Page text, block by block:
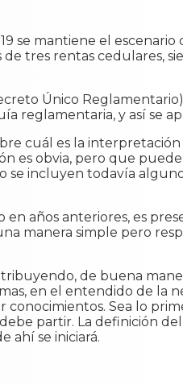
se mantiene el
de tres rentas cedulares,
Único
reglamentaria, y así se
cuál es la
es obvia, pero que
incluyen todavía
años anteriores, es
manera simple pero
de buena
en el entendido de la
conocimientos. Sea lo
partir. La definición
ahí se iniciará.